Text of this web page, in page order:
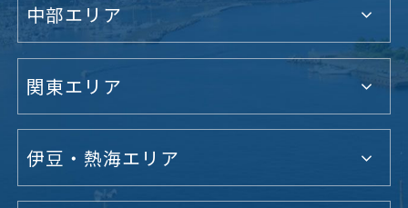
中部エリア
関東エリア
伊豆・熱海エリア